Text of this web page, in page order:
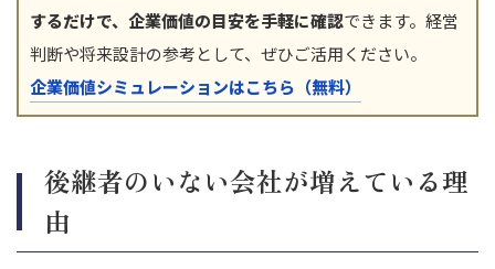
するだけで、企業価値の目安を手軽に確認できます。経営
判断や将来設計の参考として、ぜひご活用ください。
企業価値シミュレーションはこちら（無料）
後継者のいない会社が増えている理
由